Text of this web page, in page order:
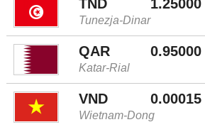
TND 1.25000
Tunezja-Dinar
QAR 0.95000
Katar-Rial
VND 0.00015
Wietnam-Dong